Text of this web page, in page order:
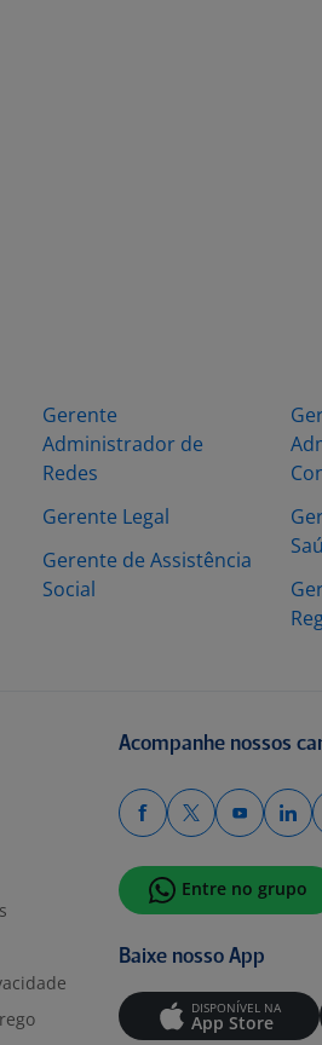
Gerente
Administrador de
Redes
Gerente Legal
Gerente de Assistência
Social
Acompanhe nossos
Entre no grupo
Baixe nosso App
DISPONÍVEL NA
App Store